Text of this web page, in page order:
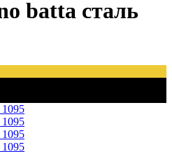
batta сталь